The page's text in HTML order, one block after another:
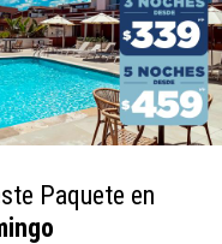
Paquete en